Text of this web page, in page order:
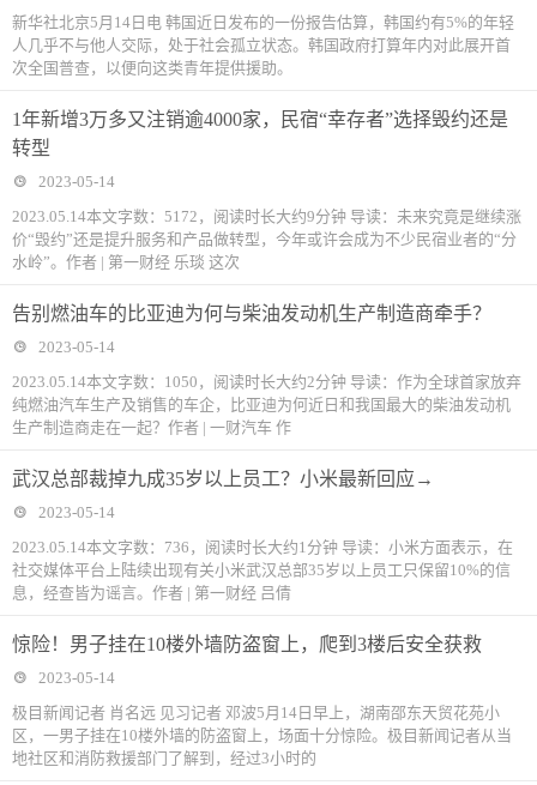
新华社北京5月14日电 韩国近日发布的一份报告估算，韩国约有5%的年轻
人几乎不与他人交际，处于社会孤立状态。韩国政府打算年内对此展开首
次全国普查，以便向这类青年提供援助。
1年新增3万多又注销逾4000家，民宿“幸存者”选择毁约还是
转型
2023-05-14
2023.05.14本文字数：5172，阅读时长大约9分钟 导读：未来究竟是继续涨
价“毁约”还是提升服务和产品做转型，今年或许会成为不少民宿业者的“分
水岭”。作者 | 第一财经 乐琰 这次
告别燃油车的比亚迪为何与柴油发动机生产制造商牵手？
2023-05-14
2023.05.14本文字数：1050，阅读时长大约2分钟 导读：作为全球首家放弃
纯燃油汽车生产及销售的车企，比亚迪为何近日和我国最大的柴油发动机
生产制造商走在一起？作者 | 一财汽车 作
武汉总部裁掉九成35岁以上员工？小米最新回应→
2023-05-14
2023.05.14本文字数：736，阅读时长大约1分钟 导读：小米方面表示，在
社交媒体平台上陆续出现有关小米武汉总部35岁以上员工只保留10%的信
息，经查皆为谣言。作者 | 第一财经 吕倩
惊险！男子挂在10楼外墙防盗窗上，爬到3楼后安全获救
2023-05-14
极目新闻记者 肖名远 见习记者 邓波5月14日早上，湖南邵东天贸花苑小
区，一男子挂在10楼外墙的防盗窗上，场面十分惊险。极目新闻记者从当
地社区和消防救援部门了解到，经过3小时的